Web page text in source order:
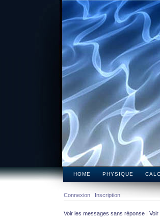
HOME PHYSIQUE
Connexion Inscription
Voir les messages sans réponse | Voir